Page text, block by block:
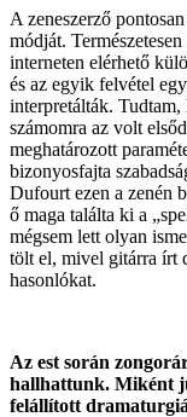
A zeneszerző
módját.
interneten elérhető
és az egyik felvétel
interpretálták.
számomra az volt
meghatározott
bizonyosfajta
Dufourt ezen a zenén
ő maga találta ki a
mégsem lett olyan
tölt el, mivel gitárra írt
hasonlókat.
Az est során
hallhattunk. Miként
felállított